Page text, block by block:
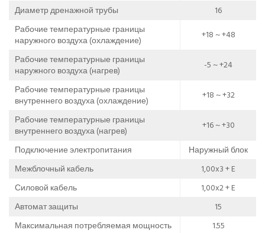
Диаметр дренажной трубы
16
Рабочие температурные границы
наружного воздуха (охлаждение)
+18 ~ +48
Рабочие температурные границы
наружного воздуха (нагрев)
-5 ~ +24
Рабочие температурные границы
внутреннего воздуха (охлаждение)
+18 ~ +32
Рабочие температурные границы
внутреннего воздуха (нагрев)
+16 ~ +30
Подключение электропитания
Наружный блок
Межблочный кабель
1,00x3 + E
Силовой кабель
1,00x2 + E
Автомат защиты
15
Максимальная потребляемая мощность
1.55